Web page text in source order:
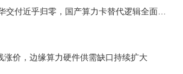
交付近乎归零，国产算力卡替代逻辑全面强
涨价，边缘算力硬件供需缺口持续扩大